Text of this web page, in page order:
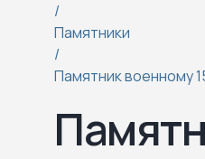
/
Памятники
/
Памятник военному